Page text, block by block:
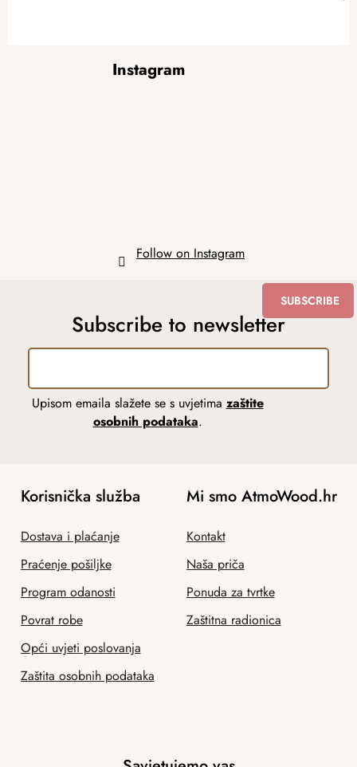
Instagram
Follow on Instagram
Subscribe to newsletter
Upisom emaila slažete se s uvjetima zaštite
osobnih podataka.
SUBSCRIBE
Korisnička služba
Dostava i plaćanje
Praćenje pošiljke
Program odanosti
Povrat robe
Opći uvjeti poslovanja
Zaštita osobnih podataka
Mi smo AtmoWood.hr
Kontakt
Naša priča
Ponuda za tvrtke
Zaštitna radionica